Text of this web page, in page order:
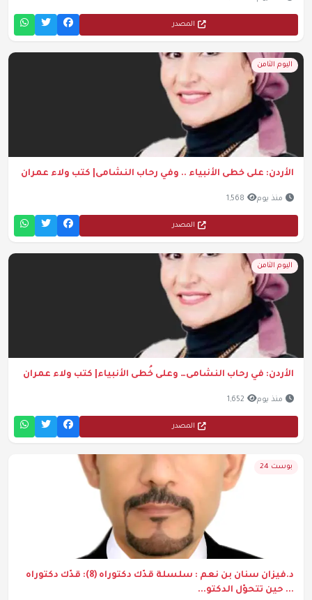
المصدر
اليوم الثامن
الأردن: على خطى الأنبياء .. وفي رحاب النشامى| كتب ولاء عمران
منذ يوم 1,568
المصدر
اليوم الثامن
الأردن: في رحاب النشامى… وعلى خُطى الأنبياء| كتب ولاء عمران
منذ يوم 1,652
المصدر
بوست 24
د.فيزان سنان بن نعم : سلسلة قدّك دكتوراه (8): قدّك دكتوراه
... حين تتحوّل الدكتو...